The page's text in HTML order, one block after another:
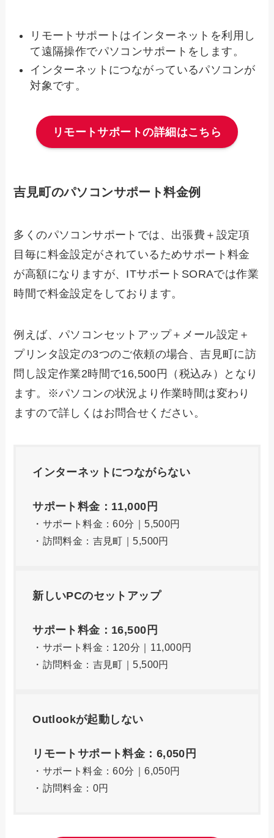
リモートサポートはインターネットを利用し
て遠隔操作でパソコンサポートをします。
インターネットにつながっているパソコンが
対象です。
リモートサポートの詳細はこちら
吉見町のパソコンサポート料金例
多くのパソコンサポートでは、出張費＋設定項
目毎に料金設定がされているためサポート料金
が高額になりますが、ITサポートSORAでは作業
時間で料金設定をしております。
例えば、パソコンセットアップ＋メール設定＋
プリンタ設定の3つのご依頼の場合、吉見町に訪
問し設定作業2時間で16,500円（税込み）となり
ます。※パソコンの状況より作業時間は変わり
ますので詳しくはお問合せください。
インターネットにつながらない
サポート料金：11,000円
・サポート料金：60分｜5,500円
・訪問料金：吉見町｜5,500円
新しいPCのセットアップ
サポート料金：16,500円
・サポート料金：120分｜11,000円
・訪問料金：吉見町｜5,500円
Outlookが起動しない
リモートサポート料金：6,050円
・サポート料金：60分｜6,050円
・訪問料金：0円